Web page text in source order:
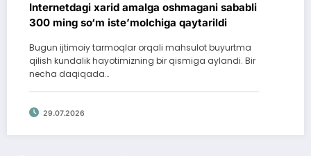
Internetdagi xarid amalga oshmagani sababli
300 ming so‘m iste’molchiga qaytarildi
Bugun ijtimoiy tarmoqlar orqali mahsulot buyurtma
qilish kundalik hayotimizning bir qismiga aylandi. Bir
necha daqiqada…
29.07.2026